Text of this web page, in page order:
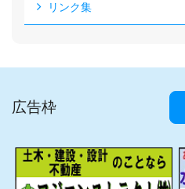
リンク集
広告枠